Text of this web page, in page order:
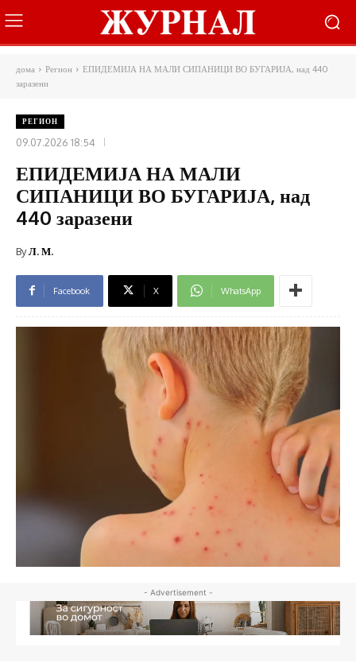
дома Регион
ЕПИДЕМИЈА НА МАЛИ СИПАНИЦИ ВО БУГАРИЈА, над 440
заразени
РЕГИОН
09.07.2026 18:54
ЕПИДЕМИЈА НА МАЛИ
СИПАНИЦИ ВО БУГАРИЈА, над
440 заразени
ByЛ. М.
Facebook X WhatsApp
- Advertisement -